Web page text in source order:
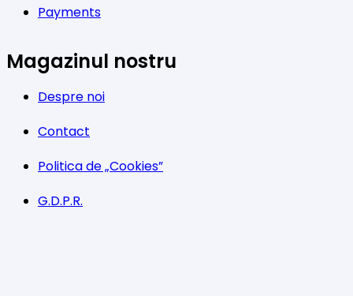
Payments
Magazinul nostru
Despre noi
Contact
Politica de „Cookies”
G.D.P.R.